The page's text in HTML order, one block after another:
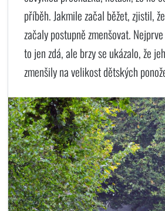
příběh. Jakmile začal běžet, zjistil,
začaly postupně zmenšovat.
to jen zdá, ale brzy se ukázalo, že
zmenšily na velikost dětských